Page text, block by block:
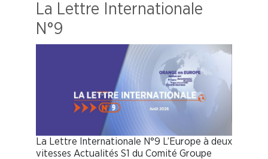
La Lettre Internationale
N°9
La Lettre Internationale N°9 L’Europe à deux
vitesses Actualités S1 du Comité Groupe